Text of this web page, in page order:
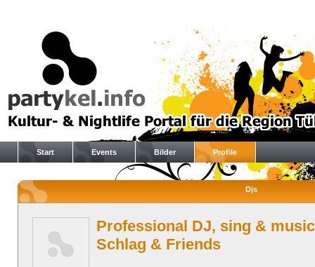
Start Events Bilder Profile
Djs
Professional DJ, sing &
Schlag & Friends